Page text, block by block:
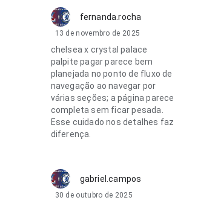
fernanda.rocha
13 de novembro de 2025
chelsea x crystal palace
palpite pagar parece bem
planejada no ponto de fluxo de
navegação ao navegar por
várias seções; a página parece
completa sem ficar pesada.
Esse cuidado nos detalhes faz
diferença.
gabriel.campos
30 de outubro de 2025